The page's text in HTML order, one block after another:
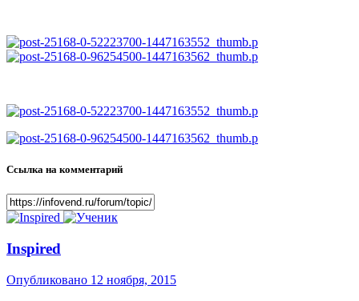
Ссылка на комментарий
Inspired
Опубликовано 12 ноября, 2015